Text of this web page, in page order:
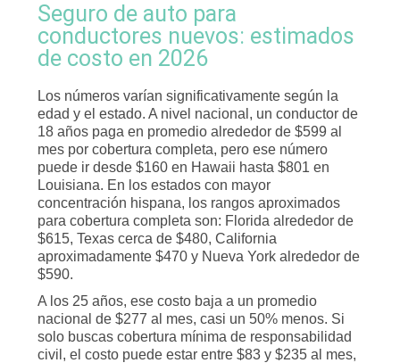
Seguro de auto para
conductores nuevos: estimados
de costo en 2026
Los números varían significativamente según la
edad y el estado. A nivel nacional, un conductor de
18 años paga en promedio alrededor de $599 al
mes por cobertura completa, pero ese número
puede ir desde $160 en Hawaii hasta $801 en
Louisiana. En los estados con mayor
concentración hispana, los rangos aproximados
para cobertura completa son: Florida alrededor de
$615, Texas cerca de $480, California
aproximadamente $470 y Nueva York alrededor de
$590.
A los 25 años, ese costo baja a un promedio
nacional de $277 al mes, casi un 50% menos. Si
solo buscas cobertura mínima de responsabilidad
civil, el costo puede estar entre $83 y $235 al mes,